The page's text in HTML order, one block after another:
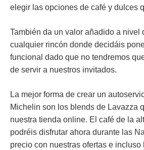
elegir las opciones de café y dulces
También da un valor añadido a nivel
cualquier rincón donde decidáis
funcional dado que no tendremos
de servir a nuestros invitados.
La mejor forma de crear un
Michelin son los blends de Lavazza
nuestra tienda online. El café de la
podréis disfrutar ahora durante las
precio con nuestras ofertas e incluso